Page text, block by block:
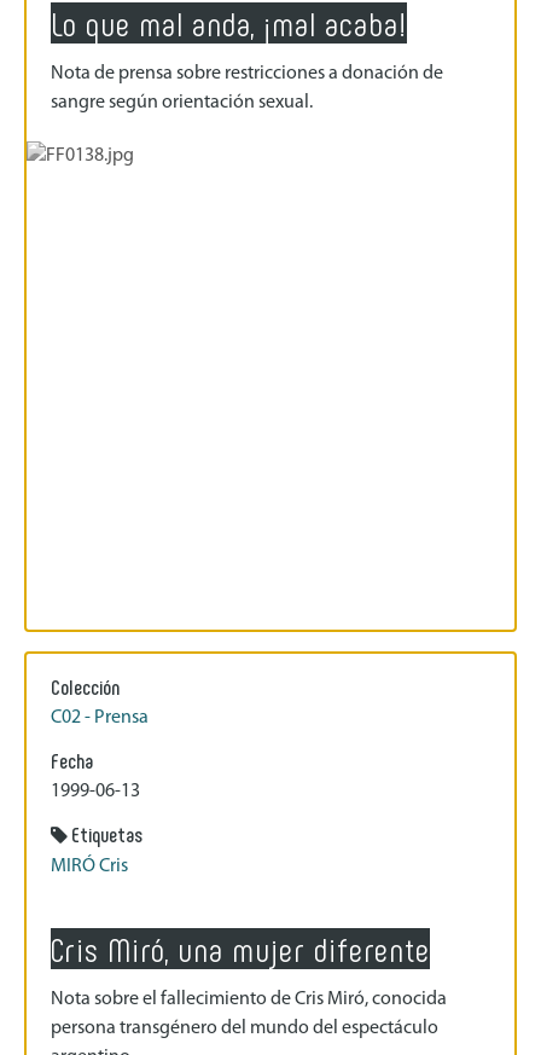
Lo que mal anda, ¡mal acaba!
Nota de prensa sobre restricciones a donación de
sangre según orientación sexual.
Colección
C02 - Prensa
Fecha
1999-06-13
Etiquetas
MIRÓ Cris
Cris Miró, una mujer diferente
Nota sobre el fallecimiento de Cris Miró, conocida
persona transgénero del mundo del espectáculo